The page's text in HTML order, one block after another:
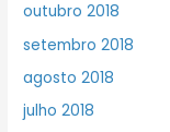
outubro 2018
setembro 2018
agosto 2018
julho 2018